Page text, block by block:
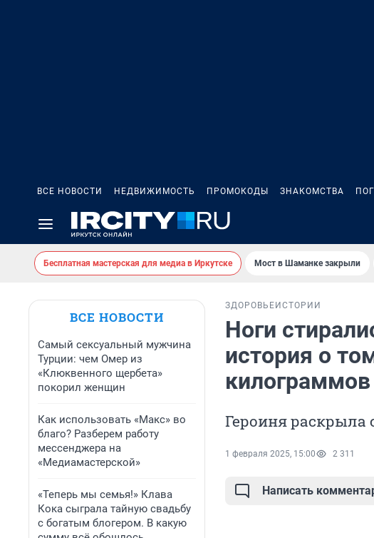
ВСЕ НОВОСТИ НЕДВИЖИМОСТЬ ПРОМОКОДЫ ЗНАКОМСТВА
Бесплатная мастерская для медиа в Иркутске Мост в Шаманке закрыли
ВСЕ НОВОСТИ
Самый сексуальный мужчина
Турции: чем Омер из
«Клюквенного щербета»
покорил женщин
Как использовать «Макс» во
благо? Разберем работу
мессенджера на
«Медиамастерской»
«Теперь мы семья!» Клава
Кока сыграла тайную свадьбу
с богатым блогером. В какую
ЗДОРОВЬЕ ИСТОРИИ
Ноги
история о
килограммов
Героиня раскрыла
1 февраля 2025, 15:00 2 311
Написать